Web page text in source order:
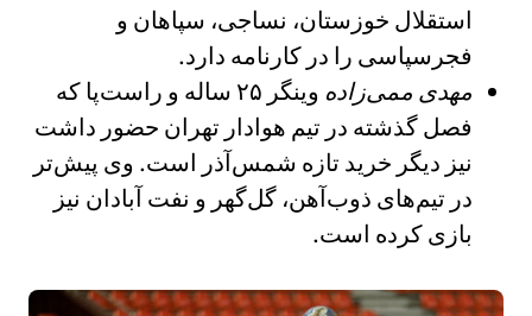
استقلال خوزستان، نساجی، سپاهان و
فجرسپاسی را در کارنامه دارد.
مهدی ممی‌زاده
وینگر ۲۵ ساله و راست‌پا که
فصل گذشته در تیم هوادار تهران حضور داشت
نیز دیگر خرید تازه شمس‌آذر است. وی پیش‌تر
در تیم‌های ذوب‌آهن، گل‌گهر و نفت آبادان نیز
بازی کرده است.